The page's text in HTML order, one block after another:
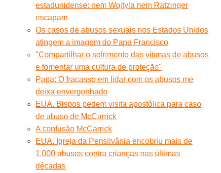
estadunidense: nem Wojtyla nem Ratzinger
escapam
Os casos de abusos sexuais nos Estados Unidos
atingem a imagem do Papa Francisco
"Compartilhar o sofrimento das vítimas de abusos
e fomentar uma cultura de proteção"
Papa: O fracasso em lidar com os abusos me
deixa envergonhado
EUA. Bispos pedem visita apostólica para caso
de abuso de McCarrick
A confusão McCarrick
EUA. Igreja da Pensilvânia encobriu mais de
1.000 abusos contra crianças nas últimas
décadas